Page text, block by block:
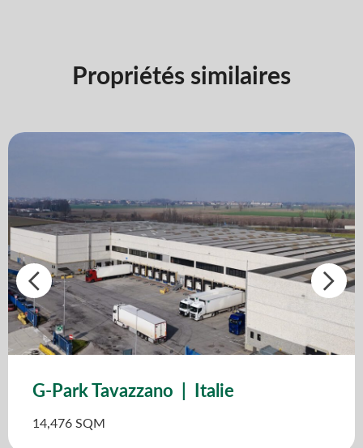
Propriétés similaires
G-Park Tavazzano | Italie
14,476 SQM